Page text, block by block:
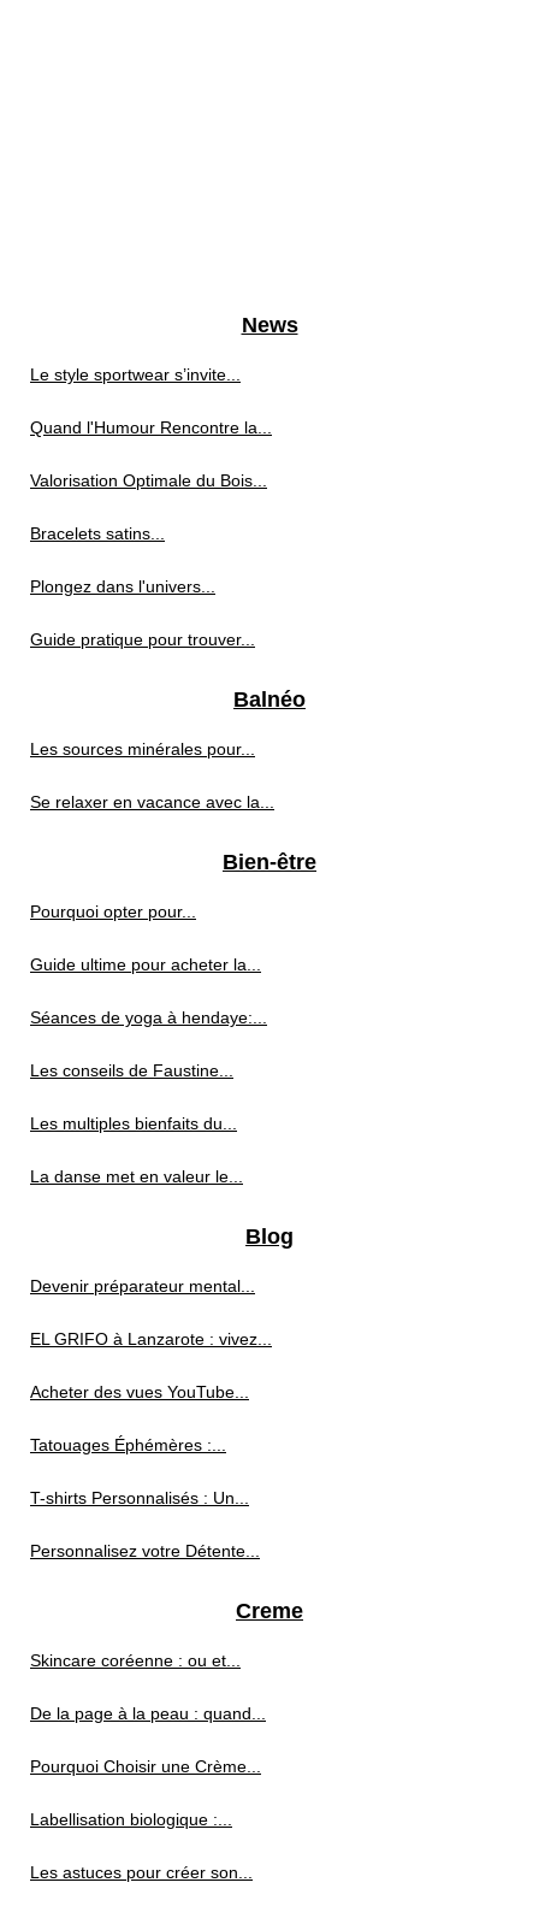
News
Le style sportwear s’invite...
Quand l'Humour Rencontre la...
Valorisation Optimale du Bois...
Bracelets satins...
Plongez dans l'univers...
Guide pratique pour trouver...
Balnéo
Les sources minérales pour...
Se relaxer en vacance avec la...
Bien-être
Pourquoi opter pour...
Guide ultime pour acheter la...
Séances de yoga à hendaye:...
Les conseils de Faustine...
Les multiples bienfaits du...
La danse met en valeur le...
Blog
Devenir préparateur mental...
EL GRIFO à Lanzarote : vivez...
Acheter des vues YouTube...
Tatouages Éphémères :...
T-shirts Personnalisés : Un...
Personnalisez votre Détente...
Creme
Skincare coréenne : ou et...
De la page à la peau : quand...
Pourquoi Choisir une Crème...
Labellisation biologique :...
Les astuces pour créer son...